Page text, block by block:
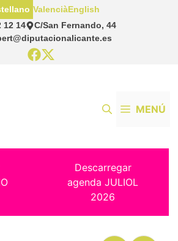
12 14
C/San Fernando, 44
ValenciàEnglish
MENÚ
Descarregar
agenda JULIOL
2026